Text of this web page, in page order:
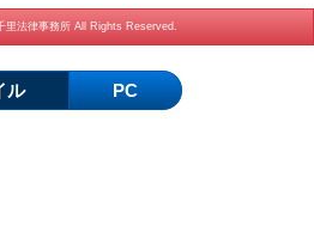
里法律事務所 All Rights Reserved.
ル PC